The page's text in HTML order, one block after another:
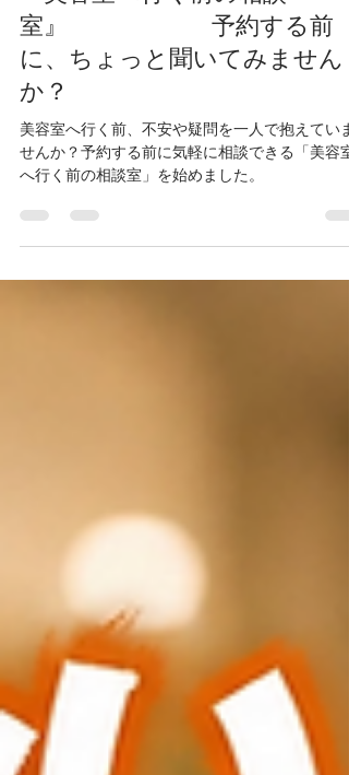
『美容室へ行く前の相談
室』 予約する前
に、ちょっと聞いてみません
か？
美容室へ行く前、不安や疑問を一人で抱えていま
せんか？予約する前に気軽に相談できる「美容室
へ行く前の相談室」を始めました。